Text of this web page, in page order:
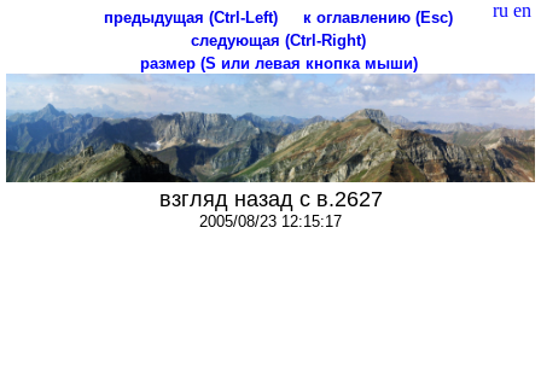
ru en
предыдущая (Ctrl-Left)
к оглавлению (Esc)
следующая (Ctrl-Right)
размер (S или левая кнопка мыши)
взгляд назад с в.2627
2005/08/23 12:15:17